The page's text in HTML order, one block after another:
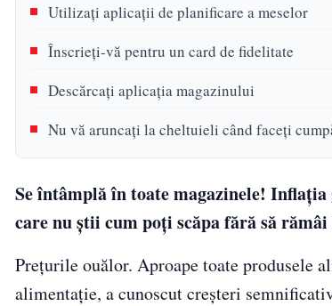
Utilizați aplicații de planificare a meselor
Înscrieți-vă pentru un card de fidelitate
Descărcați aplicația magazinului
Nu vă aruncați la cheltuieli când faceți
Se întâmplă în toate magazinele!
care nu știi cum poți scăpa fără să
Prețurile ouălor. Aproape toate produsele
alimentație, a cunoscut creșteri